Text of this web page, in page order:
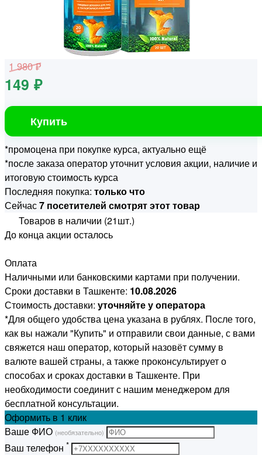
1 980 ₽
149 ₽
Купить
*промоцена при покупке курса, актуально ещё
*после заказа оператор уточнит условия акции, наличие и
итоговую стоимость курса
Последняя покупка: только что
Сейчас7 посетителей смотрят этот товар
Товаров в наличии (21шт.)
До конца акции осталось
Оплата
Наличными или банковскими картами при получении.
Сроки доставки в Ташкенте: 10.08.2026
Стоимость доставки: уточняйте у оператора
*Для общего удобства цена указана в рублях. После того,
как вы нажали "Купить" и отправили свои данные, с вами
свяжется наш оператор, который назовёт сумму в
валюте вашей страны, а также проконсультирует о
способах и сроках доставки в Ташкенте. При
необходимости соединит с нашим менеджером для
бесплатной консультации.
Оформить в 1 клик
Ваше ФИО (необязательно)
Ваш телефон *